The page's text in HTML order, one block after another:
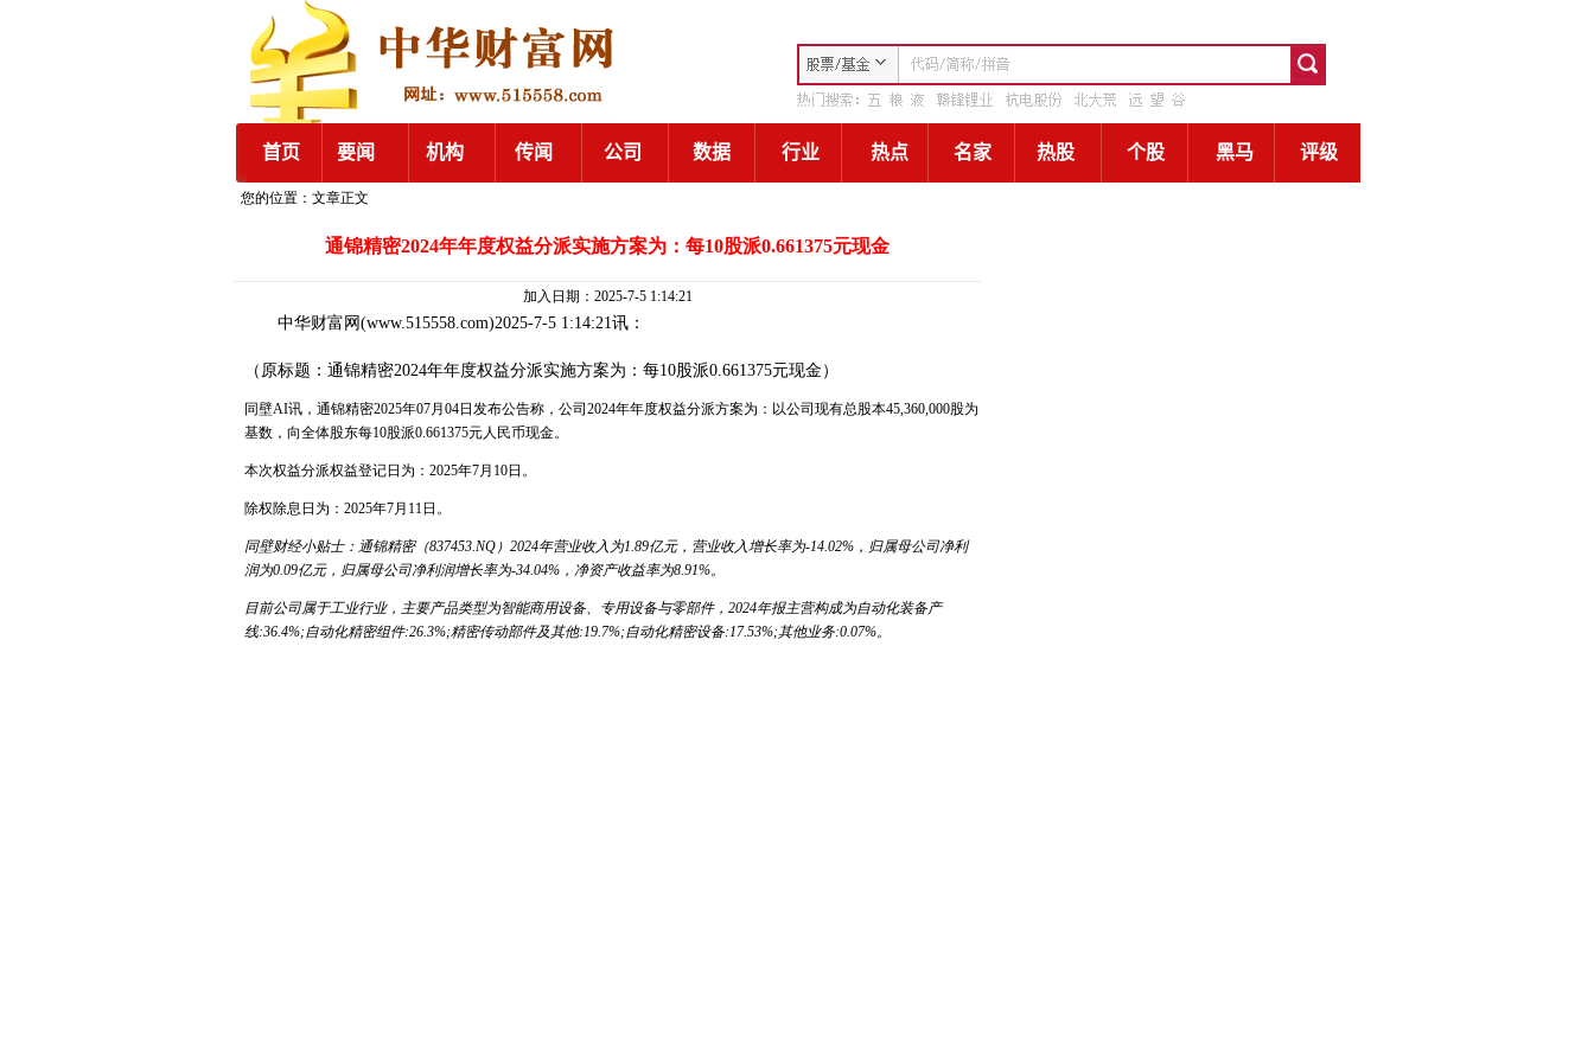
您的位置：文章正文
通锦精密2024年年度权益分派实施方案为：每10股派0.661375元现金
加入日期：2025-7-5 1:14:21
中华财富网 (www.515558.com)2025-7-5 1:14:21讯：
（原标题：通锦精密2024年年度权益分派实施方案为：每10股派0.661375元现金）
同壁AI讯，通锦精密2025年07月04日发布公告称，公司2024年年度权益分派方案为：以公司现有总股本45,360,000股为
基数，向全体股东每10股派0.661375元人民币现金。
本次权益分派权益登记日为：2025年7月10日。
除权除息日为：2025年7月11日。
同壁财经小贴士：通锦精密（837453.NQ）2024年营业收入为1.89亿元，营业收入增长率为-14.02%，归属母公司净利
润为0.09亿元，归属母公司净利润增长率为-34.04%，净资产收益率为8.91%。
目前公司属于工业行业，主要产品类型为智能商用设备、专用设备与零部件，2024年报主营构成为自动化装备产
线:36.4%;自动化精密组件:26.3%;精密传动部件及其他:19.7%;自动化精密设备:17.53%;其他业务:0.07%。